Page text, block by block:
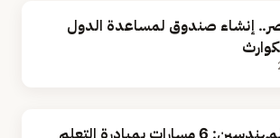
إنشاء صندوق لمساعدة الدول
متحدث هيئة المهندسين: 6 مسارات بمبادرة التعلم